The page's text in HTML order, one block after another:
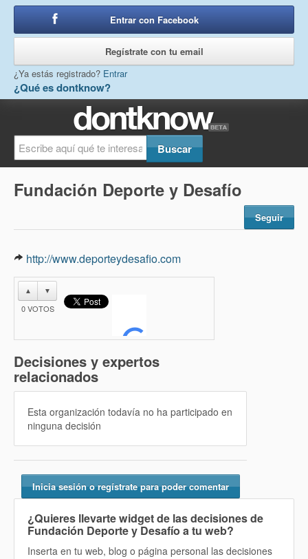
¿Qué es dontknow?
Entrar con Facebook
Regístrate con tu email
¿Ya estás registrado? Entrar
Fundación Deporte y Desafío
Seguir
http://www.deporteydesafio.com
▲ ▼
0VOTOS
Decisiones y expertos
relacionados
Esta organización todavía no ha participado en
ninguna decisión
Inicia sesión o regístrate para poder comentar
¿Quieres llevarte widget de las decisiones de
Fundación Deporte y Desafío a tu web?
Inserta en tu web, blog o página personal las decisiones